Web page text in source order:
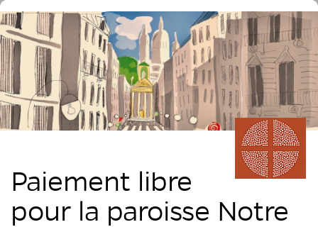
Paiement libre
pour la paroisse Notre